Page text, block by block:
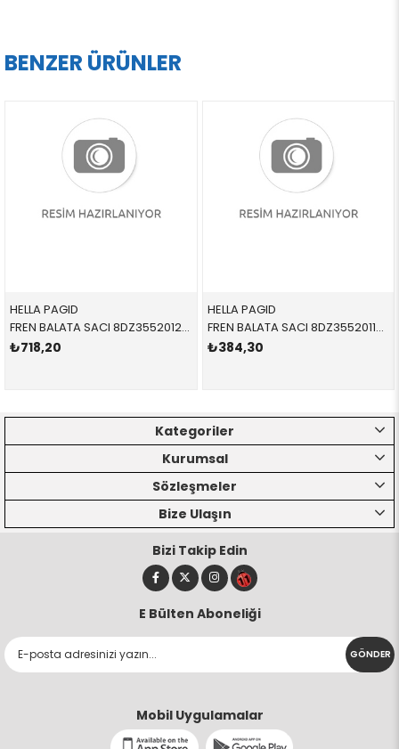
BENZER ÜRÜNLER
HELLA PAGID
FREN BALATA SACI 8DZ355201271 34111163801 34111163801 E36,E46,E85,E87,E90 1.6,1.8,2.0,2.5,3.0,3.5 ÖN-SET 1992-2012
₺718,20
HELLA PAGID
FREN BALATA SACI 8DZ355201131 34116750159 34116750159 E46,E83,E85,E86 2.5,3.0 ÖN-SET 1998-2010
₺384,30
Kategoriler
Kurumsal
Sözleşmeler
Bize Ulaşın
Bizi Takip Edin
E Bülten Aboneliği
GÖNDER
Mobil Uygulamalar